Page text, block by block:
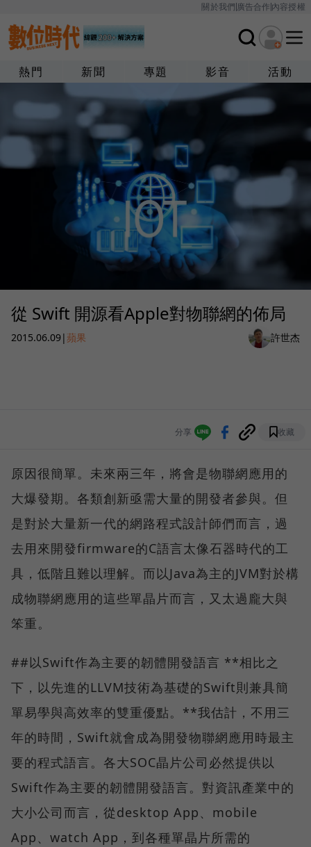
關於我們廣告合作內容授權
熱門 新聞 專題 影音 活動
從 Swift 開源看Apple對物聯網的佈局
2015.06.09|蘋果 許世杰
分享 收藏
原因很簡單。未來兩三年，將會是物聯網應用的
大爆發期。各類創新亟需大量的開發者參與。但
是對於大量新一代的網路程式設計師們而言，過
去用來開發firmware的C語言太像石器時代的工
具，低階且難以理解。而以Java為主的JVM對於構
成物聯網應用的這些單晶片而言，又太過龐大與
笨重。
##以Swift作為主要的韌體開發語言 **相比之
下，以先進的LLVM技術為基礎的Swift則兼具簡
單易學與高效率的雙重優點。**我估計，不用三
年的時間，Swift就會成為開發物聯網應用時最主
要的程式語言。各大SOC晶片公司必然提供以
Swift作為主要的韌體開發語言。對資訊產業中的
大小公司而言，從desktop App、mobile
App、watch App，到各種單晶片所需的